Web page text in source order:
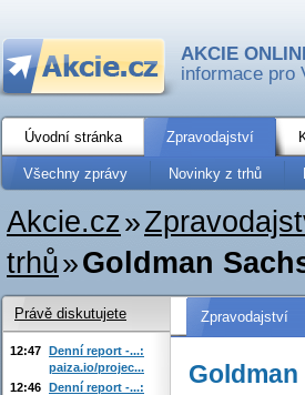
AKCIE
informace pro
Úvodní stránka Zpravodajství
Všechny zprávy Novinky z trhů
Akcie.cz»
trhů»Goldman
Zpravodajství
Právě diskutujete
12:47 Denní report -...:
paiza.io/projec...
12:46 Denní report -...: